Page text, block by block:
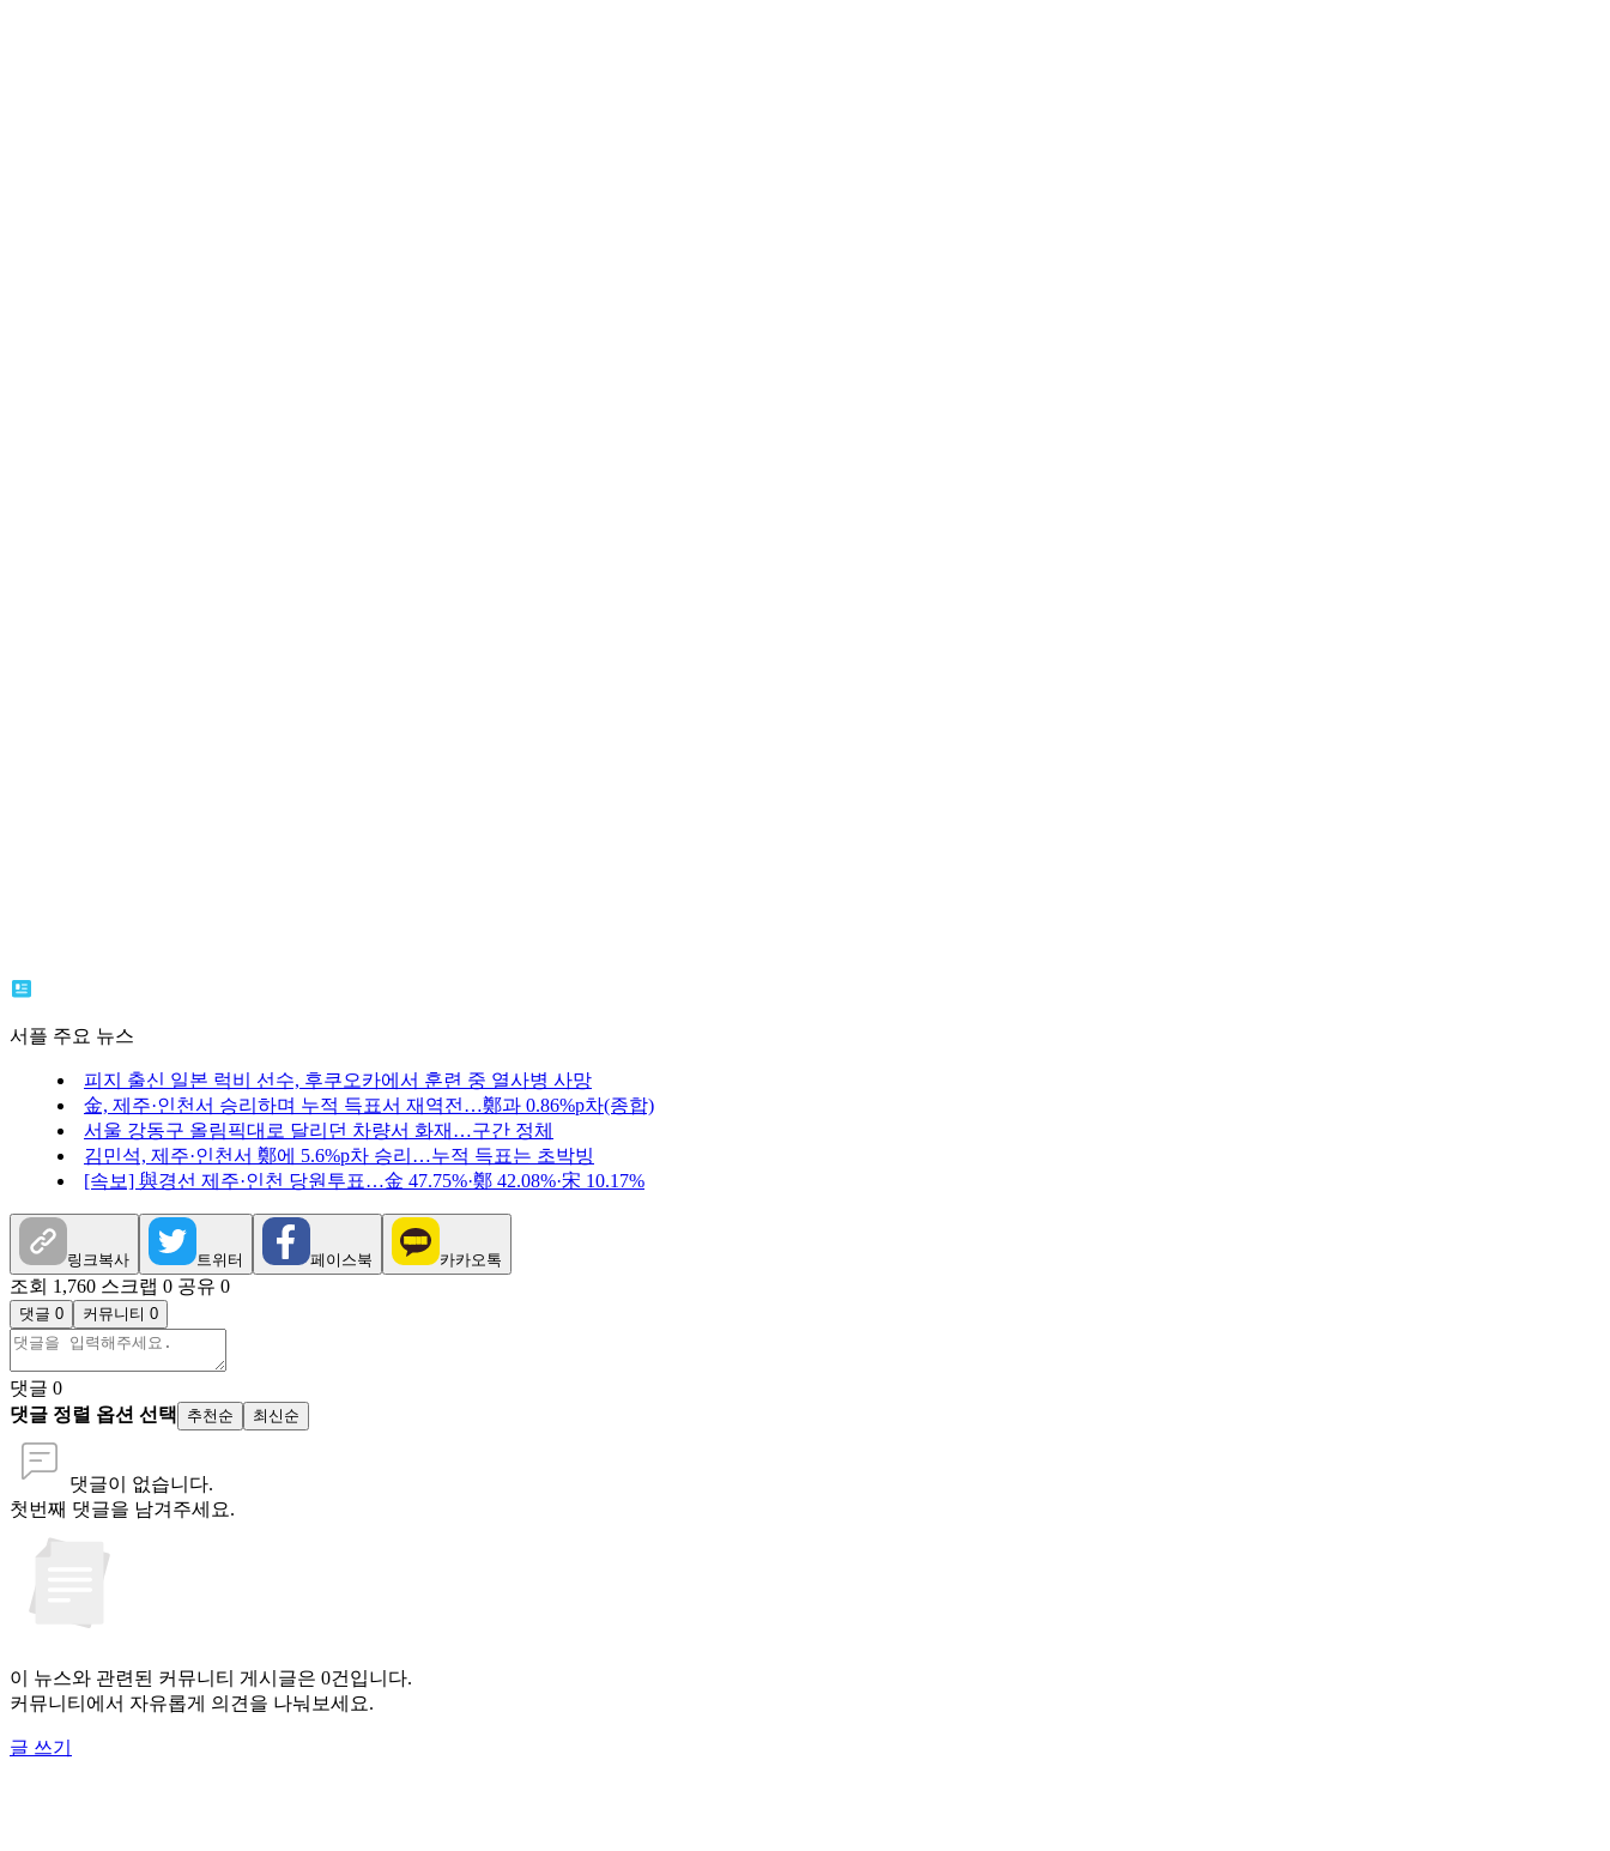
서플 주요 뉴스
피지 출신 일본 럭비 선수, 후쿠오카에서 훈련 중 열사병 사망
金, 제주·인천서 승리하며 누적 득표서 재역전…鄭과 0.86%p차(종합)
서울 강동구 올림픽대로 달리던 차량서 화재…구간 정체
김민석, 제주·인천서 鄭에 5.6%p차 승리…누적 득표는 초박빙
[속보] 與경선 제주·인천 당원투표…金 47.75%·鄭 42.08%·宋 10.17%
링크복사 트위터 페이스북 카카오톡
조회 1,760 스크랩 0 공유 0
댓글 0 커뮤니티 0
댓글 0
댓글 정렬 옵션 선택
추천순 최신순
댓글이 없습니다.
첫번째 댓글을 남겨주세요.
이 뉴스와 관련된 커뮤니티 게시글은 0건입니다.
커뮤니티에서 자유롭게 의견을 나눠보세요.
글 쓰기